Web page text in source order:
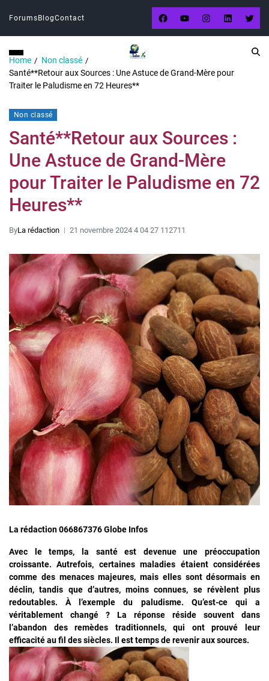
Forums BlogContact
Home
Non classé
Santé**Retour aux Sources : Une Astuce de Grand-Mère pour
Traiter le Paludisme en 72 Heures**
Non classé
Santé**Retour aux Sources :
Une Astuce de Grand-Mère
pour Traiter le Paludisme en 72
Heures**
ByLa rédaction 21 novembre 2024 4 04 27 112711
La rédaction 066867376 Globe Infos
Avec le temps, la santé est devenue une préoccupation
croissante. Autrefois, certaines maladies étaient considérées
comme des menaces majeures, mais elles sont désormais en
déclin, tandis que d’autres, moins connues, se révèlent plus
redoutables. À l’exemple du paludisme. Qu’est-ce qui a
véritablement changé ? La réponse réside souvent dans
l’abandon des remèdes traditionnels, qui ont prouvé leur
efficacité au fil des siècles. Il est temps de revenir aux sources.